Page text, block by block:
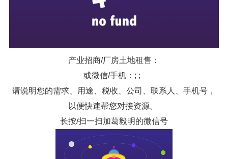
产业招商/厂房土地租售：
或微信/手机：; ;
请说明您的需求、用途、税收、公司、联系人、手机号，
以便快速帮您对接资源。
长按/扫一扫加葛毅明的微信号